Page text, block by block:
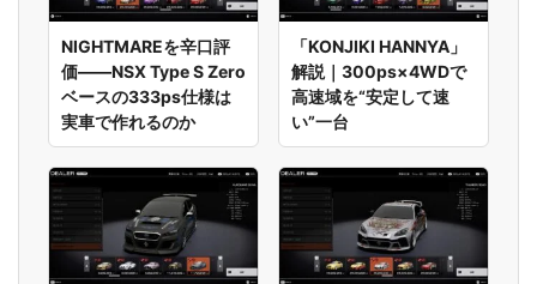
NIGHTMAREを辛口評
価――NSX Type S Zero
ベースの333ps仕様は
実車で作れるのか
「KONJIKI HANNYA」
解説｜300ps×4WDで
高速域を“安定して速
い”一台